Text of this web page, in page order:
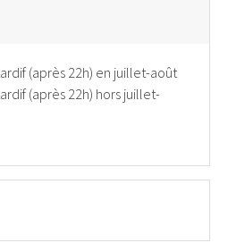
(après 22h) en juillet-août
(après 22h) hors juillet-